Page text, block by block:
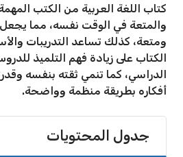
كتاب اللغة العربية من الكتب
والمتعة في الوقت نفسه، مما يجعل
ومتعة، كذلك تساعد التدريبات
الكتاب على زيادة فهم التلميذ
الدراسي، كما تنمي ثقته بنفسه
أفكاره بطريقة منظمة وواضحة.
جدول المحتويات